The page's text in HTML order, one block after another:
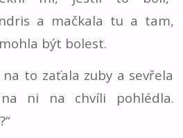
a mačkala tu a tam,
být bolest.
na to zaťala zuby a sevřela
na ni na chvíli pohlédla.